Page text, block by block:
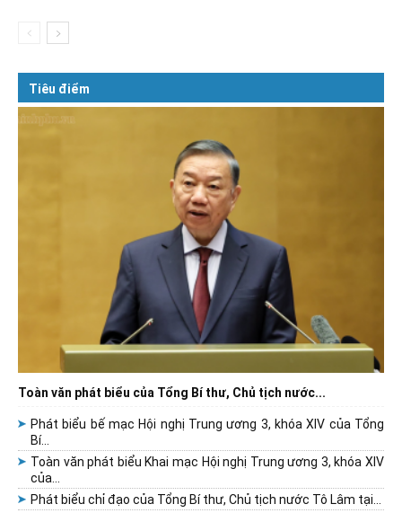
Tiêu điểm
Toàn văn phát biểu của Tổng Bí thư, Chủ tịch nước...
Phát biểu bế mạc Hội nghị Trung ương 3, khóa XIV của Tổng
Bí...
Toàn văn phát biểu Khai mạc Hội nghị Trung ương 3, khóa XIV
của...
Phát biểu chỉ đạo của Tổng Bí thư, Chủ tịch nước Tô Lâm tại...